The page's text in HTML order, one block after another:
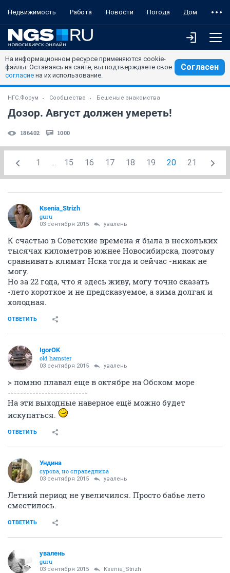
Недвижимость Работа Новости Погода Дом
На информационном ресурсе применяются cookie-
файлы. Оставаясь на сайте, вы подтверждаете свое
согласие на их использование.
Согласен
НГС.Форум Сообщества Бешеные знакомства
Дозор. Август должен умереть!
186402 1000
1 ... 15 16 17 18 19 20 21
Ksenia_Strizh
guru
03 сентября 2015 увалень
К счастью в Советские времена я была в нескольких
тысячах километров южнее Новосибирска, поэтому
сравнивать климат Нска тогда и сейчас -никак не
могу.
Но за 22 года, что я здесь живу, могу точно сказать
-лето короткое и не предсказуемое, а зима долгая и
холодная.
ОТВЕТИТЬ
IgorOK
old hamster
03 сентября 2015 увалень
> помню плавал еще в октябре на Обском море
--------------------------
На эти выходные наверное ещё можно будет
искупаться.
ОТВЕТИТЬ
Ундинa
сурова, но справедлива
03 сентября 2015 увалень
Летний период не увеличился. Просто бабье лето
сместилось.
ОТВЕТИТЬ
увалень
guru
03 сентября 2015 Ksenia_Strizh